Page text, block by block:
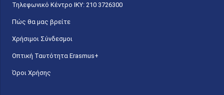
Τηλεφωνικό Κέντρο IKY: 210 3726300
Πώς θα μας βρείτε
Χρήσιμοι Σύνδεσμοι
Οπτική Ταυτότητα Erasmus+
Όροι Χρήσης